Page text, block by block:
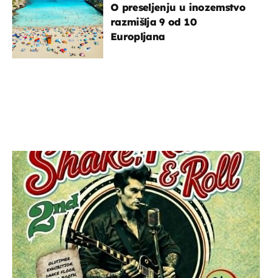
O preseljenju u inozemstvo
razmišlja 9 od 10
Europljana